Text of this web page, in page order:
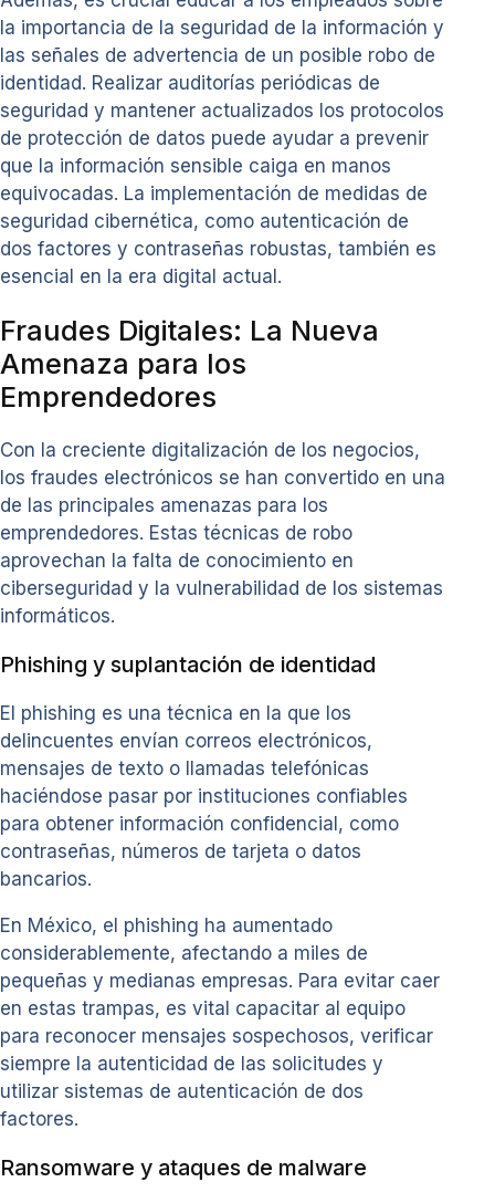
la importancia de la seguridad de la información y
las señales de advertencia de un posible robo de
identidad. Realizar auditorías periódicas de
seguridad y mantener actualizados los protocolos
de protección de datos puede ayudar a prevenir
que la información sensible caiga en manos
equivocadas. La implementación de medidas de
seguridad cibernética, como autenticación de
dos factores y contraseñas robustas, también es
esencial en la era digital actual.
Fraudes Digitales: La Nueva
Amenaza para los
Emprendedores
Con la creciente digitalización de los negocios,
los fraudes electrónicos se han convertido en una
de las principales amenazas para los
emprendedores. Estas técnicas de robo
aprovechan la falta de conocimiento en
ciberseguridad y la vulnerabilidad de los sistemas
informáticos.
Phishing y suplantación de identidad
El phishing es una técnica en la que los
delincuentes envían correos electrónicos,
mensajes de texto o llamadas telefónicas
haciéndose pasar por instituciones confiables
para obtener información confidencial, como
contraseñas, números de tarjeta o datos
bancarios.
En México, el phishing ha aumentado
considerablemente, afectando a miles de
pequeñas y medianas empresas. Para evitar caer
en estas trampas, es vital capacitar al equipo
para reconocer mensajes sospechosos, verificar
siempre la autenticidad de las solicitudes y
utilizar sistemas de autenticación de dos
factores.
Ransomware y ataques de malware